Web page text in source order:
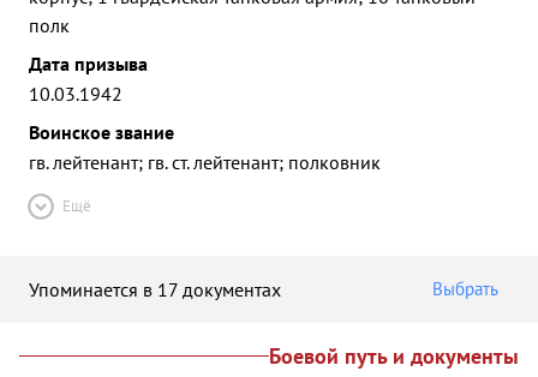
полк
Дата призыва
10.03.1942
Воинское звание
гв. лейтенант; гв. ст. лейтенант; полковник
Ещё
Упоминается в 17 документах Выбрать
Боевой путь и документы